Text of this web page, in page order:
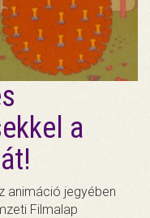
a
animáció jegyében
Filmalap